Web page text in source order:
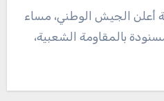
بالمقاومة الشعبية،